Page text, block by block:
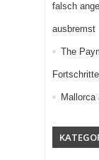
falsch
ausbremst
The
Mallorca